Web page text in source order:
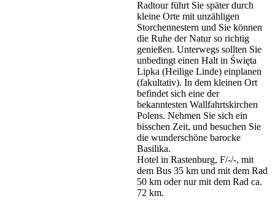
Radtour führt Sie später durch
kleine Orte mit unzähligen
Storchennestern und Sie können
die Ruhe der Natur so richtig
genießen. Unterwegs sollten Sie
unbedingt einen Halt in Święta
Lipka (Heilige Linde) einplanen
(fakultativ). In dem kleinen Ort
befindet sich eine der
bekanntesten Wallfahrtskirchen
Polens. Nehmen Sie sich ein
bisschen Zeit, und besuchen Sie
die wunderschöne barocke
Basilika.
Hotel in Rastenburg, F/-/-, mit
dem Bus 35 km und mit dem Rad
50 km oder nur mit dem Rad ca.
72 km.